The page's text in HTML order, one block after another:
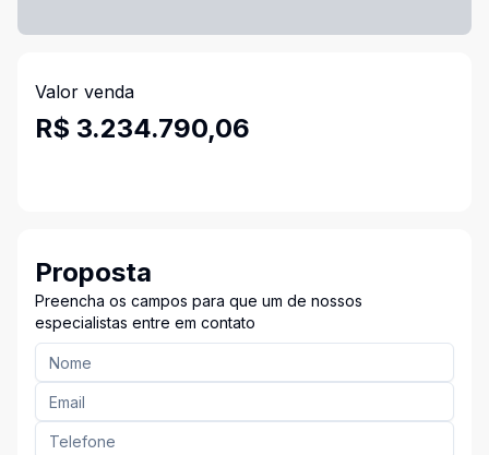
Valor venda
R$ 3.234.790,06
Proposta
Preencha os campos para que um de nossos
especialistas entre em contato